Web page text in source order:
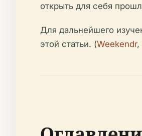
открыть для себя
Для дальнейшего
этой статьи. (Weekendr,